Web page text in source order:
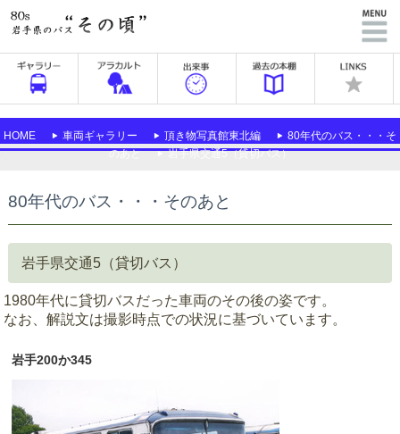
HOME 車両ギャラリー 頂き物写真館東北編
80年代のバス・・・そ
のあと
岩手県交通5（貸切バス）
80年代のバス・・・そのあと
岩手県交通5（貸切バス）
1980年代に貸切バスだった車両のその後の姿です。
なお、解説文は撮影時点での状況に基づいています。
岩手200か345